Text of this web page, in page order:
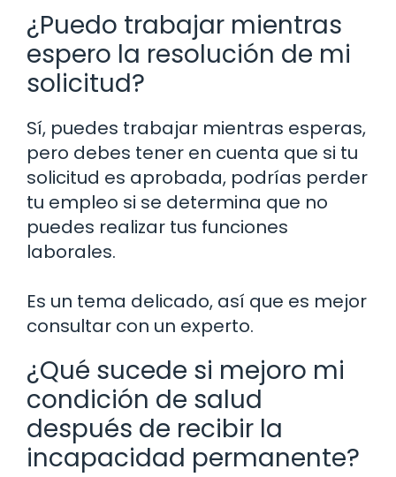
¿Puedo trabajar mientras
espero la resolución de mi
solicitud?
Sí, puedes trabajar mientras esperas,
pero debes tener en cuenta que si tu
solicitud es aprobada, podrías perder
tu empleo si se determina que no
puedes realizar tus funciones
laborales.
Es un tema delicado, así que es mejor
consultar con un experto.
¿Qué sucede si mejoro mi
condición de salud
después de recibir la
incapacidad permanente?